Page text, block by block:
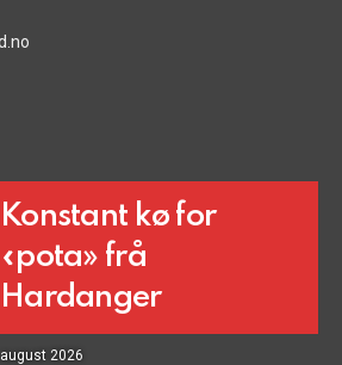
Konstant kø for
«pota» frå
Hardanger
2026